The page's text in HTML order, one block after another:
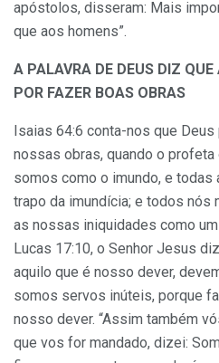
apóstolos, disseram: Mais
que aos homens”.
A PALAVRA DE DEUS DIZ
POR FAZER BOAS OBRAS
Isaias 64:6 conta-nos que
nossas obras, quando o
somos como o imundo, e
trapo da imundícia; e todos nós
as nossas iniquidades como
Lucas 17:10, o Senhor Jesus
aquilo que é nosso dever,
somos servos inúteis, porque
nosso dever. “Assim também
que vos for mandado, dizei: